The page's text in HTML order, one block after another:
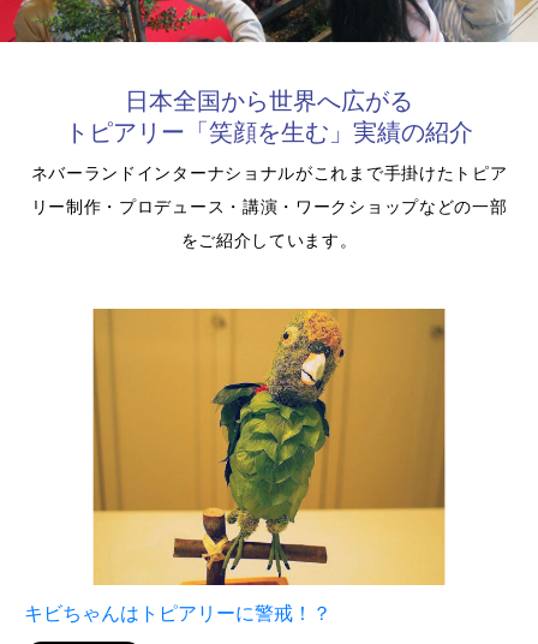
日本全国から世界へ広がる
トピアリー「笑顔を生む」実績の紹介
ネバーランドインターナショナルがこれまで手掛けたトピア
リー制作・プロデュース・講演・ワークショップなどの一部
をご紹介しています。
キビちゃんはトピアリーに警戒！？